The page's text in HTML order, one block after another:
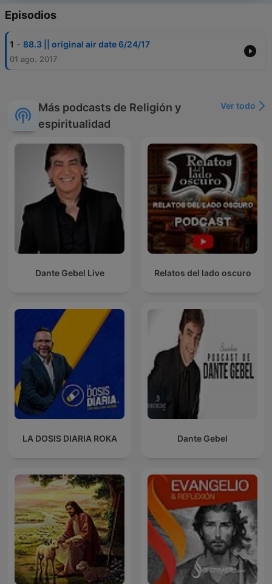
Episodios
1 - 88.3 || original air date 6/24/17
01 ago. 2017
Más podcasts de Religión y
espiritualidad
Ver todo
Dante Gebel Live Relatos del lado oscuro
LA DOSIS DIARIA ROKA Dante Gebel